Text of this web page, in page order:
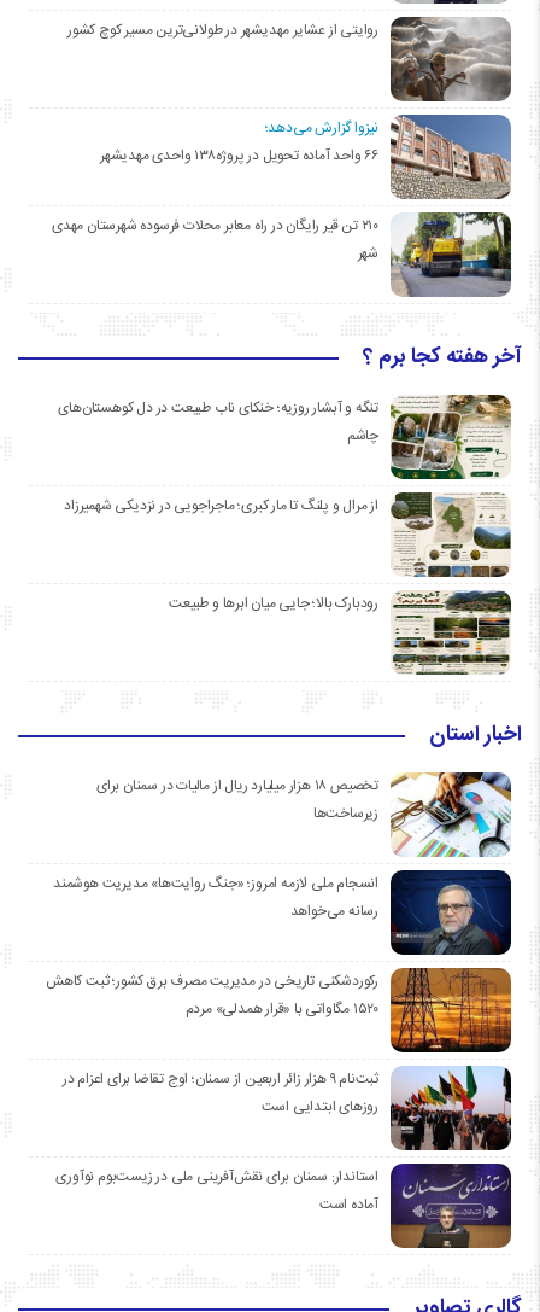
روایتی از عشایر مهدیشهر در طولانی‌ترین مسیر کوچ کشور
نیزوا گزارش می‌دهد؛
۶۶ واحد آماده تحویل در پروژه۱۳۸ واحدی مهدیشهر
۲۱۰ تن قیر رایگان در راه معابر محلات فرسوده شهرستان مهدی
شهر
آخر هفته کجا برم ؟
تنگه و آبشار روزیه؛ خنکای ناب طبیعت در دل کوهستان‌های
چاشم
از مرال و پلنگ تا مار کبری؛ ماجراجویی در نزدیکی شهمیرزاد
رودبارک بالا؛ جایی میان ابرها و طبیعت
اخبار استان
تخصیص ۱۸ هزار میلیارد ریال از مالیات در سمنان برای
زیرساخت‌ها
انسجام ملی لازمه امروز؛ «جنگ روایت‌ها» مدیریت هوشمند
رسانه می‌خواهد
رکوردشکنی تاریخی در مدیریت مصرف برق کشور؛ ثبت کاهش
۱۵۲۰ مگاواتی با «قرار همدلی» مردم
ثبت‌نام ۹ هزار زائر اربعین از سمنان؛ اوج تقاضا برای اعزام در
روزهای ابتدایی است
استاندار: سمنان برای نقش‌آفرینی ملی در زیست‌بوم نوآوری
آماده است